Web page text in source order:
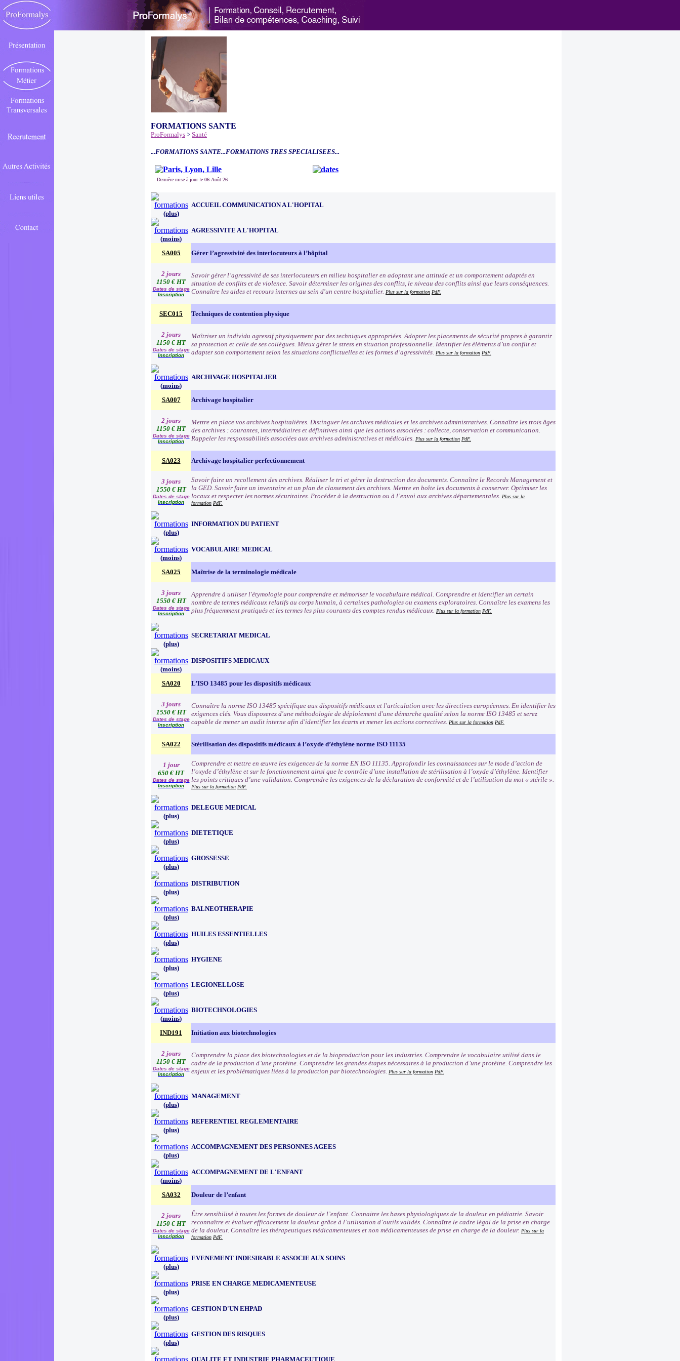
FORMATIONS SANTE
ProFormalys > Santé
...FORMATIONS SANTE...FORMATIONS TRES SPECIALISEES...
Dernière mise à jour le 06-Août-26
(plus)
ACCUEIL COMMUNICATION A L'HOPITAL
(moins)
AGRESSIVITE A L'HOPITAL
SA005 Gérer l’agressivité des interlocuteurs à l’hôpital
2 jours
1150 € HT
Dates de stage
Inscription
Savoir gérer l’agressivité de ses interlocuteurs en milieu hospitalier en adoptant une attitude et un comportement adaptés en
situation de conflits et de violence. Savoir déterminer les origines des conflits, le niveau des conflits ainsi que leurs conséquences.
Connaître les aides et recours internes au sein d'un centre hospitalier. Plus sur la formation PdF.
SEC015 Techniques de contention physique
2 jours
1150 € HT
Dates de stage
Inscription
Maîtriser un individu agressif physiquement par des techniques appropriées. Adopter les placements de sécurité propres à garantir
sa protection et celle de ses collègues. Mieux gérer le stress en situation professionnelle. Identifier les éléments d’un conflit et
adapter son comportement selon les situations conflictuelles et les formes d’agressivités. Plus sur la formation PdF.
(moins)
ARCHIVAGE HOSPITALIER
SA007 Archivage hospitalier
2 jours
1150 € HT
Dates de stage
Inscription
Mettre en place vos archives hospitalières. Distinguer les archives médicales et les archives administratives. Connaître les trois âges
des archives : courantes, intermédiaires et définitives ainsi que les actions associées : collecte, conservation et communication.
Rappeler les responsabilités associées aux archives administratives et médicales. Plus sur la formation PdF.
SA023 Archivage hospitalier perfectionnement
3 jours
1550 € HT
Dates de stage
Inscription
Savoir faire un recollement des archives. Réaliser le tri et gérer la destruction des documents. Connaître le Records Management et
la GED. Savoir faire un inventaire et un plan de classement des archives. Mettre en boîte les documents à conserver. Optimiser les
locaux et respecter les normes sécuritaires. Procéder à la destruction ou à l’envoi aux archives départementales. Plus sur la
formation PdF.
(plus)
INFORMATION DU PATIENT
(moins)
VOCABULAIRE MEDICAL
SA025 Maîtrise de la terminologie médicale
3 jours
1550 € HT
Dates de stage
Inscription
Apprendre à utiliser l'étymologie pour comprendre et mémoriser le vocabulaire médical. Comprendre et identifier un certain
nombre de termes médicaux relatifs au corps humain, à certaines pathologies ou examens exploratoires. Connaître les examens les
plus fréquemment pratiqués et les termes les plus courants des comptes rendus médicaux. Plus sur la formation PdF.
(plus)
SECRETARIAT MEDICAL
(moins)
DISPOSITIFS MEDICAUX
SA020 L’ISO 13485 pour les dispositifs médicaux
3 jours
1550 € HT
Dates de stage
Inscription
Connaître la norme ISO 13485 spécifique aux dispositifs médicaux et l'articulation avec les directives européennes. En identifier les
exigences clés. Vous disposerez d'une méthodologie de déploiement d'une démarche qualité selon la norme ISO 13485 et serez
capable de mener un audit interne afin d'identifier les écarts et mener les actions correctives. Plus sur la formation PdF.
SA022 Stérilisation des dispositifs médicaux à l’oxyde d’éthylène norme ISO 11135
1 jour
650 € HT
Dates de stage
Inscription
Comprendre et mettre en œuvre les exigences de la norme EN ISO 11135. Approfondir les connaissances sur le mode d’action de
l’oxyde d’éthylène et sur le fonctionnement ainsi que le contrôle d’une installation de stérilisation à l’oxyde d’éthylène. Identifier
les points critiques d’une validation. Comprendre les exigences de la déclaration de conformité et de l’utilisation du mot « stérile ».
Plus sur la formation PdF.
(plus)
DELEGUE MEDICAL
(plus)
DIETETIQUE
(plus)
GROSSESSE
(plus)
DISTRIBUTION
(plus)
BALNEOTHERAPIE
(plus)
HUILES ESSENTIELLES
(plus)
HYGIENE
(plus)
LEGIONELLOSE
(moins)
BIOTECHNOLOGIES
IND191 Initiation aux biotechnologies
2 jours
1150 € HT
Dates de stage
Inscription
Comprendre la place des biotechnologies et de la bioproduction pour les industries. Comprendre le vocabulaire utilisé dans le
cadre de la production d’une protéine. Comprendre les grandes étapes nécessaires à la production d’une protéine. Comprendre les
enjeux et les problématiques liées à la production par biotechnologies. Plus sur la formation PdF.
(plus)
MANAGEMENT
(plus)
REFERENTIEL REGLEMENTAIRE
(plus)
ACCOMPAGNEMENT DES PERSONNES AGEES
(moins)
ACCOMPAGNEMENT DE L'ENFANT
SA032 Douleur de l’enfant
2 jours
1150 € HT
Dates de stage
Inscription
Être sensibilisé à toutes les formes de douleur de l’enfant. Connaitre les bases physiologiques de la douleur en pédiatrie. Savoir
reconnaître et évaluer efficacement la douleur grâce à l’utilisation d’outils validés. Connaître le cadre légal de la prise en charge
de la douleur. Connaître les thérapeutiques médicamenteuses et non médicamenteuses de prise en charge de la douleur. Plus sur la
formation PdF.
(plus)
EVENEMENT INDESIRABLE ASSOCIE AUX SOINS
(plus)
PRISE EN CHARGE MEDICAMENTEUSE
(plus)
GESTION D'UN EHPAD
(plus)
GESTION DES RISQUES
QUALITE ET INDUSTRIE PHARMACEUTIQUE